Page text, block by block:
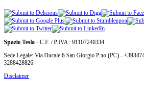
Spazio Tesla - C.F. / P.IVA : 91107240334
Sede Legale: Via Ducale 6 San Giorgio P.no (PC) -
3288428826
Disclaimer